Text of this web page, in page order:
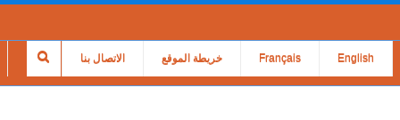
الاتصال بنا خريطة الموقع Français English